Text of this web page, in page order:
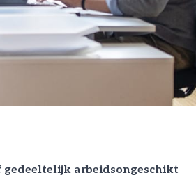
gedeeltelijk arbeidsongeschikt